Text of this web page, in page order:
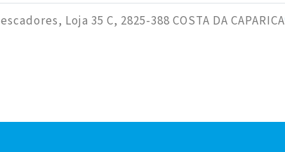
Loja 35 C, 2825-388 COSTA DA CAPARICA